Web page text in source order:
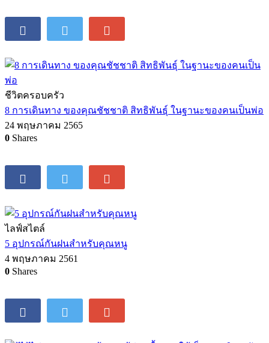
ชีวิตครอบครัว
8 การเดินทาง ของคุณชัชชาติ สิทธิพันธุ์ ในฐานะของคนเป็นพ่อ
24 พฤษภาคม 2565
0 Shares
ไลฟ์สไตล์
5 อุปกรณ์กันฝนสำหรับคุณหนู
4 พฤษภาคม 2561
0 Shares